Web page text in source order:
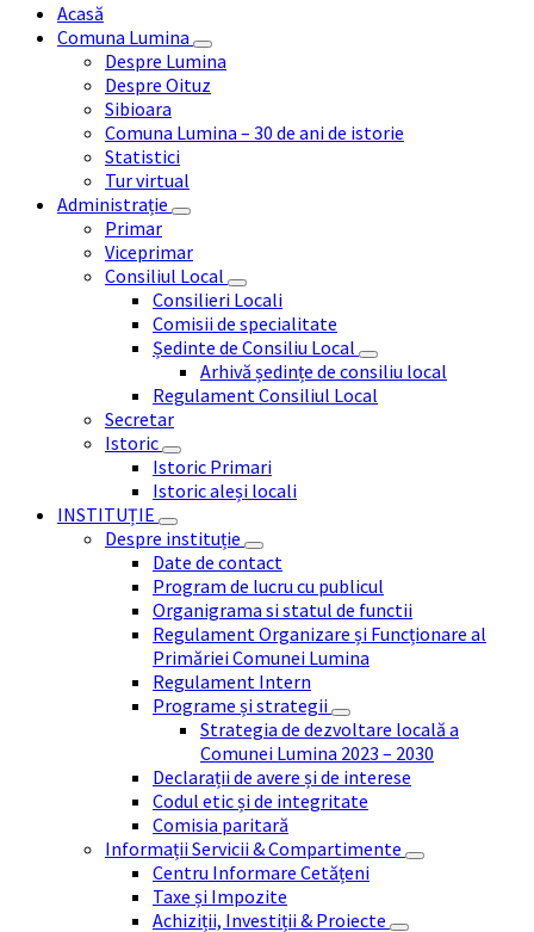
Acasă
Comuna Lumina
Despre Lumina
Despre Oituz
Sibioara
Comuna Lumina – 30 de ani de istorie
Statistici
Tur virtual
Administrație
Primar
Viceprimar
Consiliul Local
Consilieri Locali
Comisii de specialitate
Ședinte de Consiliu Local
Arhivă ședințe de consiliu local
Regulament Consiliul Local
Secretar
Istoric
Istoric Primari
Istoric aleși locali
INSTITUȚIE
Despre instituție
Date de contact
Program de lucru cu publicul
Organigrama si statul de functii
Regulament Organizare și Funcționare al
Primăriei Comunei Lumina
Regulament Intern
Programe și strategii
Strategia de dezvoltare locală a
Comunei Lumina 2023 – 2030
Declarații de avere și de interese
Codul etic și de integritate
Comisia paritară
Informații Servicii & Compartimente
Centru Informare Cetățeni
Taxe și Impozite
Achiziții, Investiții & Proiecte